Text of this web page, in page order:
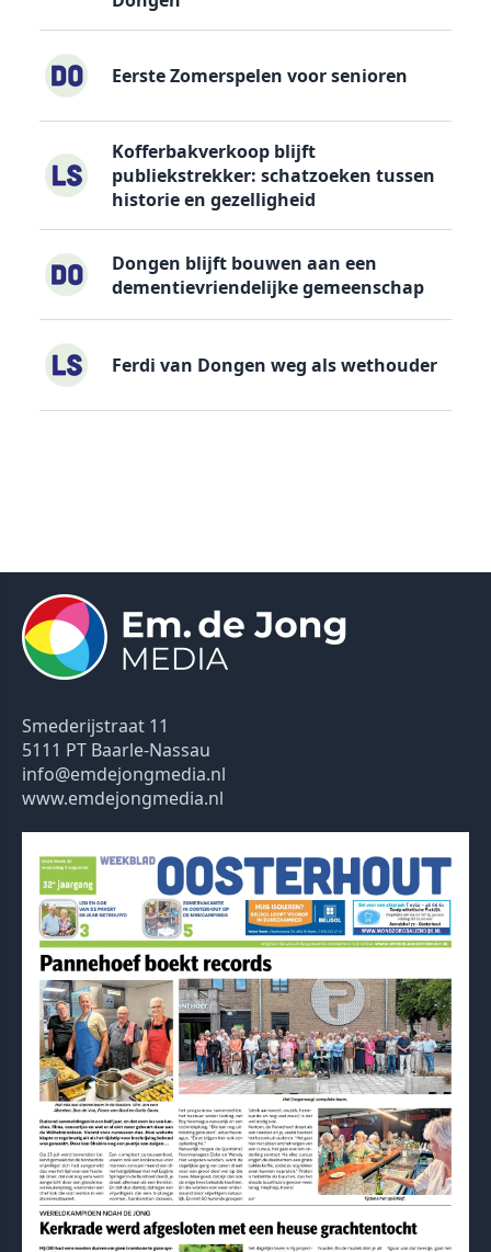
Eerste Zomerspelen voor senioren
Kofferbakverkoop blijft
publiekstrekker: schatzoeken tussen
historie en gezelligheid
Dongen blijft bouwen aan een
dementievriendelijke gemeenschap
Ferdi van Dongen weg als wethouder
Smederijstraat 11
5111 PT Baarle-Nassau
info@emdejongmedia.nl
www.emdejongmedia.nl